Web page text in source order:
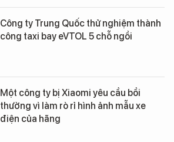
Công ty Trung Quốc thử nghiệm thành
công taxi bay eVTOL 5 chỗ ngồi
Một công ty bị Xiaomi yêu cầu bồi
thường vì làm rò rỉ hình ảnh mẫu xe
điện của hãng